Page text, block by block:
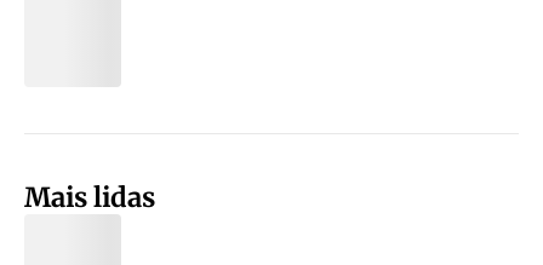
Mais lidas